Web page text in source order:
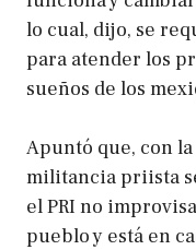
lo cual, dijo, se
para atender los
sueños de los
Apuntó que, con
militancia priista
el PRI no
pueblo y está en